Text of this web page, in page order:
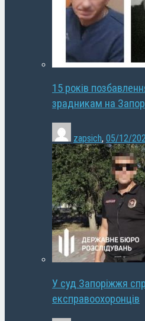
15 років
зрадникам на
zapsich, 05/12/
У суд Запоріжжя
експравоохоронців